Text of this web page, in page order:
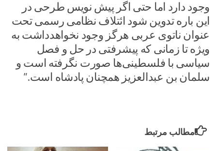
وجود دارد اما حتی اگر پیش نویس طرحی در
این باره تدوین شود ائتلاف نظامی رسمی تحت
عنوان ناتوی عربی هرگز وجود نخواهدداشت به
ویژه تا زمانی که پیشرفتی در حل و فصل
سیاسی با فلسطینی‌ها صورت نگرفته است و
سلمان بن عبدالعزیز همچنان پادشاه است.”
مطالب مرتبط